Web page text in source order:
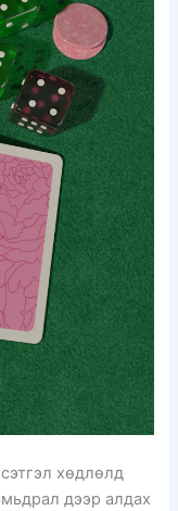
хөдлөлд
дээр алдах